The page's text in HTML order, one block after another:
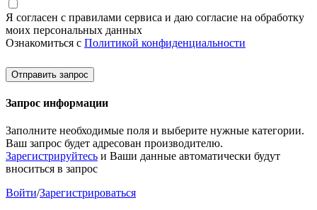
Я согласен с правилами сервиса и даю согласие на обработку
моих персональных данных
Ознакомиться с Политикой конфиденциальности
Отправить запрос
Запрос информации
Заполните необходимые поля и выберите нужные категории.
Ваш запрос будет адресован производителю.
Зарегистрируйтесь и Ваши данные автоматически будут
вноситься в запрос
Войти/Зарегистрироваться